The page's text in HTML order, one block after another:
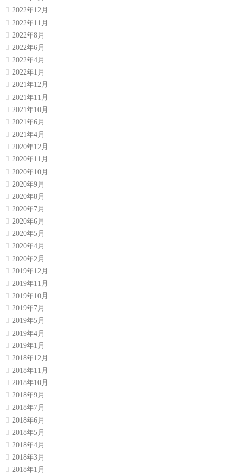
2022年12月
2022年11月
2022年8月
2022年6月
2022年4月
2022年1月
2021年12月
2021年11月
2021年10月
2021年6月
2021年4月
2020年12月
2020年11月
2020年10月
2020年9月
2020年8月
2020年7月
2020年6月
2020年5月
2020年4月
2020年2月
2019年12月
2019年11月
2019年10月
2019年7月
2019年5月
2019年4月
2019年1月
2018年12月
2018年11月
2018年10月
2018年9月
2018年7月
2018年6月
2018年5月
2018年4月
2018年3月
2018年1月